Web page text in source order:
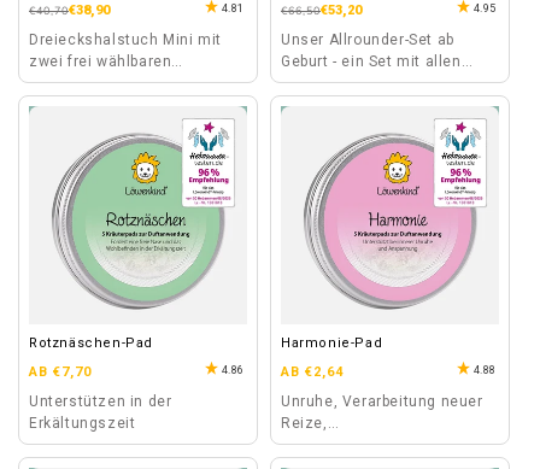
Normaler
€40,70
Verkaufspreis
€38,90 4.81
Dreieckshalstuch Mini mit
zwei frei wählbaren
Kräuterpad Dosen.
Normaler
€66,50
Verkaufspreis
€53,20 4.95
Unser Allrounder-Set ab
Geburt - ein Set mit allen
Lösungen für Kinder-
Wehwehchen.
Rotznäschen-Pad
Normaler
AB €7,70 4.86
Unterstützen in der
Erkältungszeit
Harmonie-Pad
Normaler
AB €2,64 4.88
Unruhe, Verarbeitung neuer
Reize,
Kindergarteneingewöhnung